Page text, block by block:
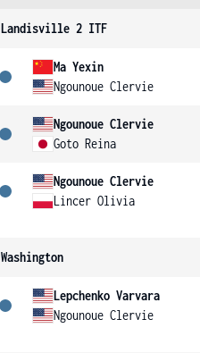
Landisville 2 ITF
Ma Yexin
Ngounoue Clervie
Ngounoue Clervie
Goto Reina
Ngounoue Clervie
Lincer Olivia
Washington
Lepchenko Varvara
Ngounoue Clervie